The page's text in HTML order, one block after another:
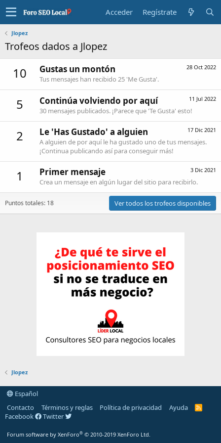
Acceder Regístrate
Jlopez
Trofeos dados a Jlopez
10 28 Oct 2022
Gustas un montón
Tus mensajes han recibido 25 'Me Gusta'.
5 11 Jul 2022
Continúa volviendo por aquí
30 mensajes publicados. ¡Parece que 'Te Gusta' esto!
2 17 Dic 2021
Le 'Has Gustado' a alguien
A alguien de por aquí le ha gustado uno de tus mensajes.
¡Continua publicando así para conseguir más!
1 3 Dic 2021
Primer mensaje
Crea un mensaje en algún lugar del sitio para recibirlo.
Puntos totales: 18 Ver todos los trofeos disponibles
Jlopez
Español
Contacto
Términos y reglas Política de privacidad Ayuda
R
Facebook Twitter
Forum software by XenForo® © 2010-2019 XenForo Ltd.